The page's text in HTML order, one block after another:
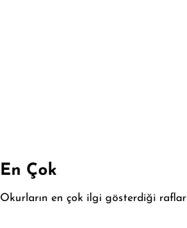
En Çok
Okurların en çok ilgi gösterdiği raflar